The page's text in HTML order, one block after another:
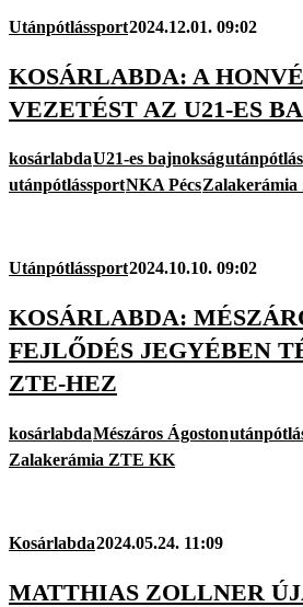
Utánpótlássport2024.12.01. 09:02
KOSÁRLABDA: A
VEZETÉST AZ U21-ES
kosárlabdaU21-es bajnokságutánpótlás
utánpótlássportNKA Pécs
Utánpótlássport2024.10.10. 09:02
KOSÁRLABDA:
FEJLŐDÉS JEGYÉBEN
ZTE-HEZ
kosárlabdaMészáros Ágoston
Zalakerámia ZTE KK
Kosárlabda2024.05.24. 11:09
MATTHIAS ZOLLNER